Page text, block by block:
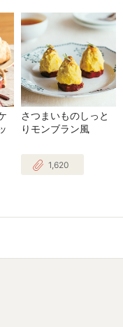
さつまいものしっと
りモンブラン風
1,620